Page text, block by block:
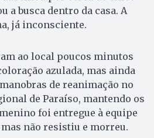
a busca dentro da casa. A
já inconsciente.
ao local poucos minutos
azulada, mas ainda
de reanimação no
de Paraíso, mantendo os
foi entregue à equipe
não resistiu e morreu.